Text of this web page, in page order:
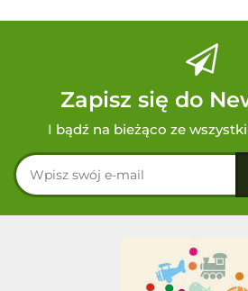
Zapisz się do
I bądź na bieżąco ze